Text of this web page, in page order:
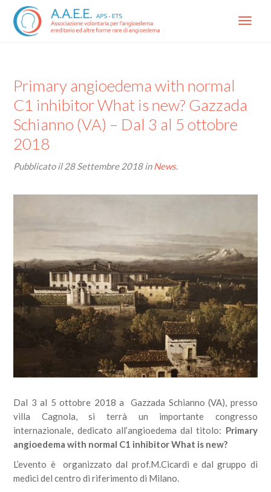
Menu
Primary angioedema with normal
C1 inhibitor What is new? Gazzada
Schianno (VA) – Dal 3 al 5 ottobre
2018
Pubblicato il28 Settembre 2018inNews.
Dal 3 al 5 ottobre 2018 a Gazzada Schianno (VA), presso
villa Cagnola, si terrà un importante congresso
internazionale, dedicato all’angioedema dal titolo: Primary
angioedema with normal C1 inhibitor What is new?
L’evento è organizzato dal prof.M.Cicardi e dal gruppo di
medici del centro di riferimento di Milano.